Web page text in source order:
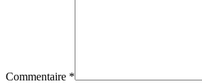
Commentaire *